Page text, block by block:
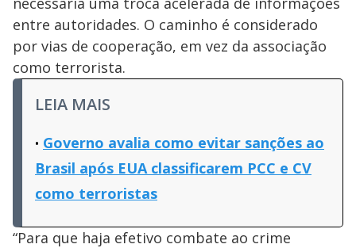
entre autoridades. O caminho é considerado
por vias de cooperação, em vez da associação
como terrorista.
LEIA MAIS
Governo avalia como evitar sanções ao
Brasil após EUA classificarem PCC e CV
como terroristas
“Para que haja efetivo combate ao crime